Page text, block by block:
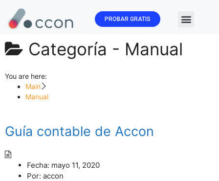
PROBAR GRATIS
Categoría - Manual
You are here:
Main
Manual
Guía contable de Accon
Fecha: mayo 11, 2020
Por: accon